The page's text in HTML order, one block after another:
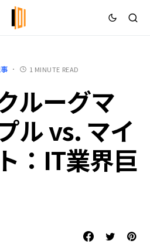
1 MINUTE READ
ルーグマ
ル vs. マイ
：IT業界巨